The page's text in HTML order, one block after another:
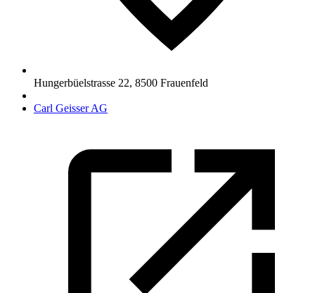
Hungerbüelstrasse 22, 8500 Frauenfeld
Carl Geisser AG